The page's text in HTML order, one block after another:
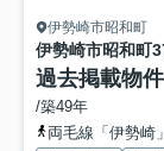
伊勢崎市昭和町
伊勢崎市昭和町
過去掲載物件
/築49年
両毛線「伊勢崎